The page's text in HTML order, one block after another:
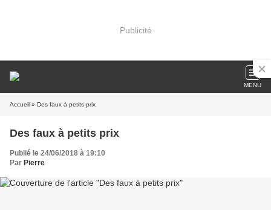
Publicité
MENU
Accueil » Des faux à petits prix
Des faux à petits prix
Publié le 24/06/2018 à 19:10
Par Pierre